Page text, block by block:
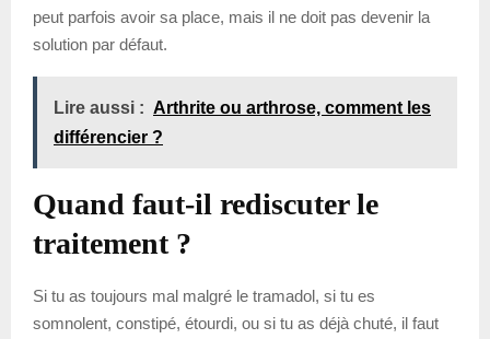
peut parfois avoir sa place, mais il ne doit pas devenir la
solution par défaut.
Lire aussi : Arthrite ou arthrose, comment les
différencier ?
Quand faut-il rediscuter le
traitement ?
Si tu as toujours mal malgré le tramadol, si tu es
somnolent, constipé, étourdi, ou si tu as déjà chuté, il faut